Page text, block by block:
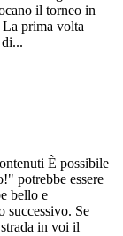
il torneo in
prima volta
È possibile
potrebbe essere
bello e
successivo. Se
in voi il